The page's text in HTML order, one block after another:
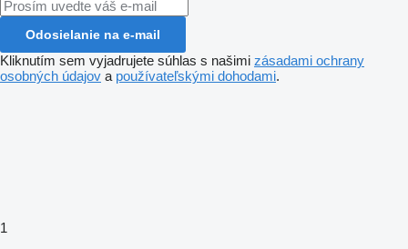
Odosielanie na e-mail
Kliknutím sem vyjadrujete súhlas s našimi zásadami ochrany
osobných údajov a používateľskými dohodami.
1